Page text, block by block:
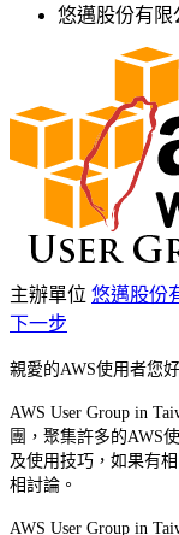
悠邁股份有限
主辦單位 悠邁股份
下一步
親愛的AWS使用者您好
AWS User Group in
團，聚集許多的AWS
及使用技巧，如果有
相討論。
AWS User Group in